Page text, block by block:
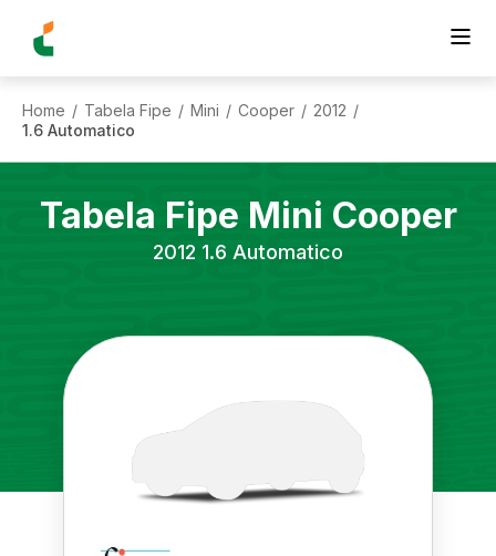
Home / Tabela Fipe / Mini / Cooper / 2012 /
1.6 Automatico
Tabela Fipe Mini Cooper
2012 1.6 Automatico